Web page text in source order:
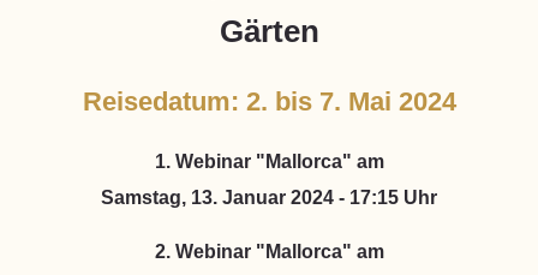
Gärten
Reisedatum: 2. bis 7. Mai 2024
1. Webinar "Mallorca" am
Samstag, 13. Januar 2024 - 17:15 Uhr
2. Webinar "Mallorca" am